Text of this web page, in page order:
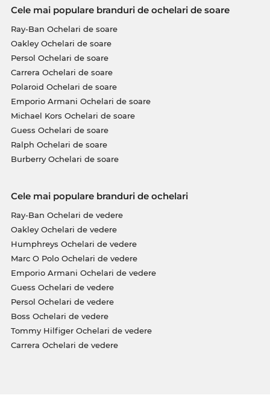
Cele mai populare branduri de ochelari de soare
Ray-Ban Ochelari de soare
Oakley Ochelari de soare
Persol Ochelari de soare
Carrera Ochelari de soare
Polaroid Ochelari de soare
Emporio Armani Ochelari de soare
Michael Kors Ochelari de soare
Guess Ochelari de soare
Ralph Ochelari de soare
Burberry Ochelari de soare
Cele mai populare branduri de ochelari
Ray-Ban Ochelari de vedere
Oakley Ochelari de vedere
Humphreys Ochelari de vedere
Marc O Polo Ochelari de vedere
Emporio Armani Ochelari de vedere
Guess Ochelari de vedere
Persol Ochelari de vedere
Boss Ochelari de vedere
Tommy Hilfiger Ochelari de vedere
Carrera Ochelari de vedere